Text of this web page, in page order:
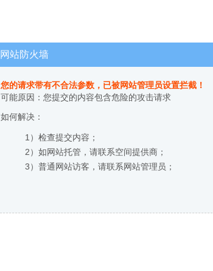
网站防火墙
您的请求带有不合法参数，已被网站管理员设置拦截！
可能原因：您提交的内容包含危险的攻击请求
如何解决：
1）检查提交内容；
2）如网站托管，请联系空间提供商；
3）普通网站访客，请联系网站管理员；